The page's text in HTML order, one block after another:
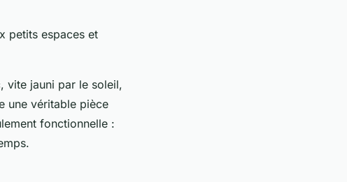
petits espaces et
vite jauni par le soleil,
une véritable pièce
fonctionnelle :